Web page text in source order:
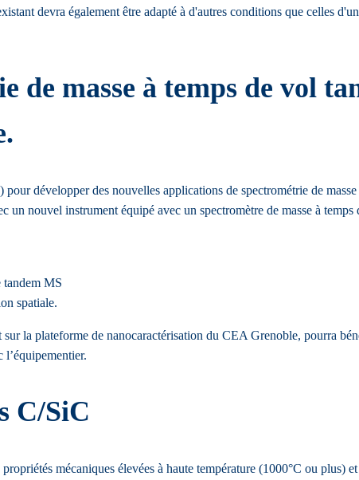
devra également être adapté à d'autres conditions que celles
de masse à temps de vol
développer des nouvelles applications de spectrométrie de
nouvel instrument équipé avec un spectromètre de masse à
tandem MS
spatiale.
sur la plateforme de nanocaractérisation du CEA Grenoble, pourra
C/SiC
mécaniques élevées à haute température (1000°C ou plus)